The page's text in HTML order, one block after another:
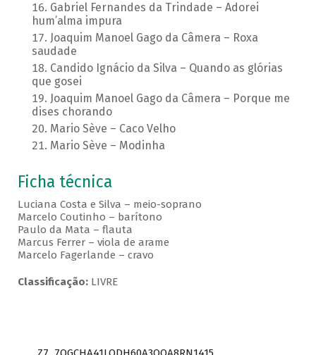
Gabriel Fernandes da Trindade – Adorei
hum’alma impura
Joaquim Manoel Gago da Câmera – Roxa
saudade
Candido Ignácio da Silva – Quando as glórias
que gosei
Joaquim Manoel Gago da Câmera – Porque me
dises chorando
Mario Sève – Caco Velho
Mario Sève – Modinha
Ficha técnica
Luciana Costa e Silva – meio-soprano
Marcelo Coutinho – barítono
Paulo da Mata – flauta
Marcus Ferrer – viola de arame
Marcelo Fagerlande – cravo
Classificação:LIVRE